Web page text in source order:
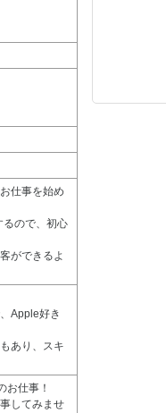
仕事を始め
るので、初心
ができるよ
Apple好き
あり、スキ
お仕事！
してみませ